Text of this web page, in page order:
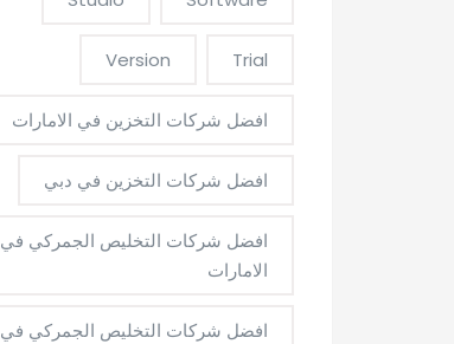
Trial
Version
افضل شركات التخزين في الامارات
افضل شركات التخزين في دبي
افضل شركات التخليص الجمركي في
الامارات
افضل شركات التخليص الجمركي في